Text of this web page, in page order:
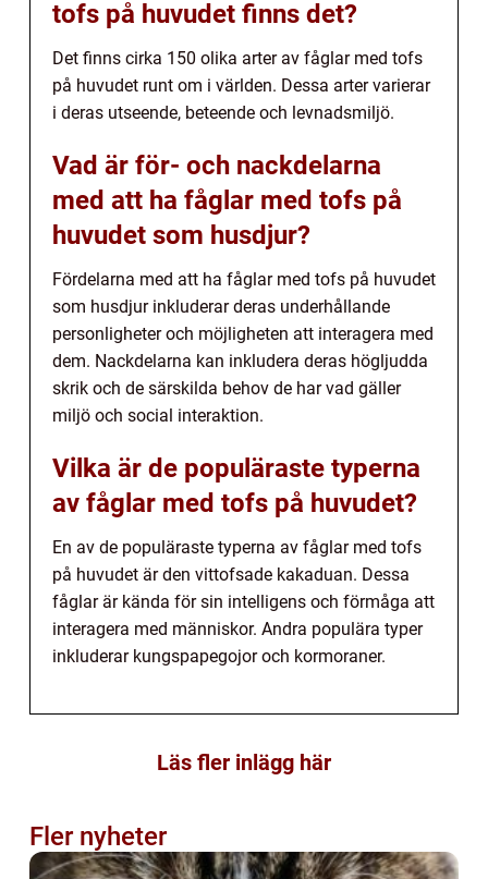
tofs på huvudet finns det?
Det finns cirka 150 olika arter av fåglar med tofs
på huvudet runt om i världen. Dessa arter varierar
i deras utseende, beteende och levnadsmiljö.
Vad är för- och nackdelarna
med att ha fåglar med tofs på
huvudet som husdjur?
Fördelarna med att ha fåglar med tofs på huvudet
som husdjur inkluderar deras underhållande
personligheter och möjligheten att interagera med
dem. Nackdelarna kan inkludera deras högljudda
skrik och de särskilda behov de har vad gäller
miljö och social interaktion.
Vilka är de populäraste typerna
av fåglar med tofs på huvudet?
En av de populäraste typerna av fåglar med tofs
på huvudet är den vittofsade kakaduan. Dessa
fåglar är kända för sin intelligens och förmåga att
interagera med människor. Andra populära typer
inkluderar kungspapegojor och kormoraner.
Läs fler inlägg här
Fler nyheter